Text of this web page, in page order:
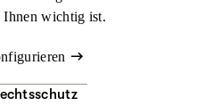
Ihnen wichtig ist.